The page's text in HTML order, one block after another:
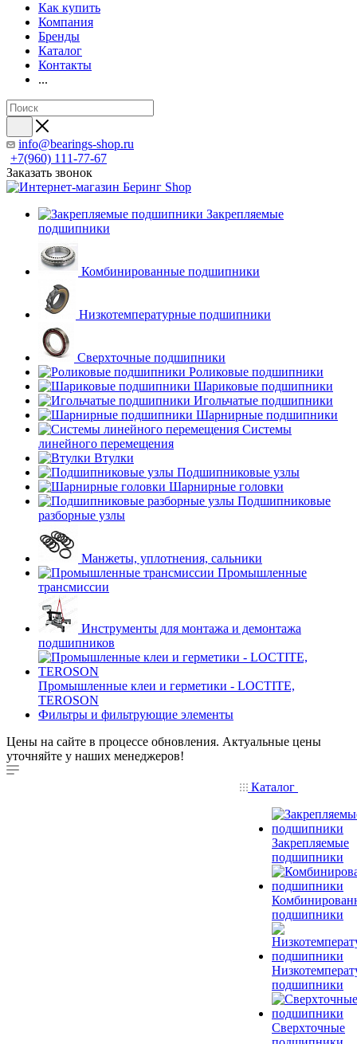
Как купить
Компания
Бренды
Каталог
Контакты
...
info@bearings-shop.ru
+7(960) 111-77-67
Заказать звонок
Закрепляемые
подшипники
Комбинированные подшипники
Низкотемпературные подшипники
Сверхточные подшипники
Роликовые подшипники
Шариковые подшипники
Игольчатые подшипники
Шарнирные подшипники
Системы
линейного перемещения
Втулки
Подшипниковые узлы
Шарнирные головки
Подшипниковые
разборные узлы
Манжеты, уплотнения, сальники
Промышленные
трансмиссии
Инструменты для монтажа и демонтажа
подшипников
Промышленные клеи и герметики - LOCTITE,
TEROSON
Фильтры и фильтрующие элементы
Цены на сайте в процессе обновления. Актуальные цены
уточняйте у наших менеджеров!
Каталог
Закрепляемые
подшипники
подшипники
подшипники
Сверхточные